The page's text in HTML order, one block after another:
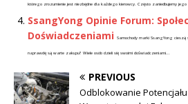
którego zrozumienie jest niezbędne dla każdego kierowcy. Często zaniedbujemy
SsangYong Opinie Forum:
Doświadczeniami
Samochody marki SsangYong
naprawdę są warte zakupu? Wiele osób dzieli się swoimi doświadczeniami...
PREVIOUS
Odblokowanie